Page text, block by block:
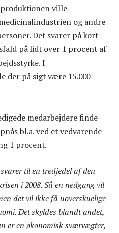
ville
og andre
Det svarer på kort
på lidt over 1 procent af
I
der på sigt være 15.000
medarbejdere finde
bl.a. ved et vedvarende
1 procent.
til en tredjedel af den
i 2008. Så en nedgang vil
det vil ikke få uoverskuelige
Det skyldes blandt andet,
er en økonomisk sværvægter,